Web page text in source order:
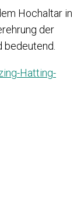
Hochaltar in
der
Hatting-